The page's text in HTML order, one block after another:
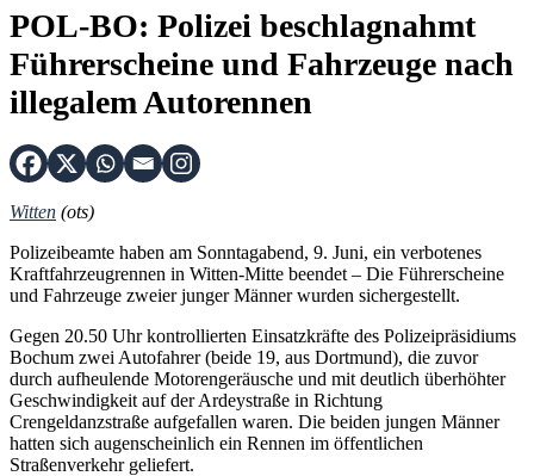
POL-BO: Polizei beschlagnahmt
Führerscheine und Fahrzeuge nach
illegalem Autorennen
Witten (ots)
Polizeibeamte haben am Sonntagabend, 9. Juni, ein verbotenes
Kraftfahrzeugrennen in Witten-Mitte beendet – Die Führerscheine
und Fahrzeuge zweier junger Männer wurden sichergestellt.
Gegen 20.50 Uhr kontrollierten Einsatzkräfte des Polizeipräsidiums
Bochum zwei Autofahrer (beide 19, aus Dortmund), die zuvor
durch aufheulende Motorengeräusche und mit deutlich überhöhter
Geschwindigkeit auf der Ardeystraße in Richtung
Crengeldanzstraße aufgefallen waren. Die beiden jungen Männer
hatten sich augenscheinlich ein Rennen im öffentlichen
Straßenverkehr geliefert.